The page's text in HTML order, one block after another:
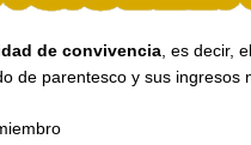
de convivencia , es decir,
de parentesco y sus ingresos